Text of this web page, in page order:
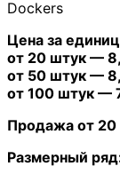
Dockers
Цена за
от 20 штук —
от 50 штук —
от 100 штук —
Продажа от 20
Размерный